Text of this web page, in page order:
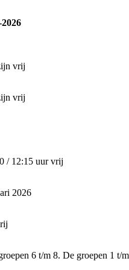
vrij
vrij
/ 12:15 uur vrij
2026
6 t/m 8. De groepen 1 t/